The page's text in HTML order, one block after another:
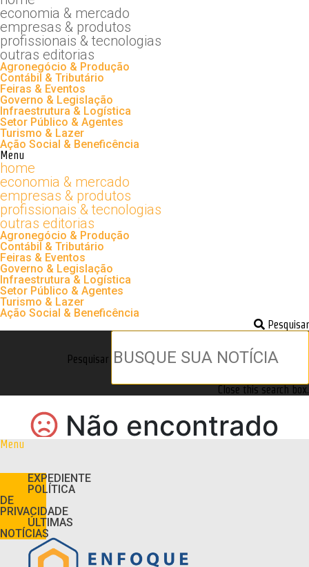
economia & mercado
empresas & produtos
profissionais & tecnologias
outras editorias
Agronegócio & Produção
Contábil & Tributário
Feiras & Eventos
Governo & Legislação
Infraestrutura & Logística
Setor Público & Agentes
Turismo & Lazer
Ação Social & Beneficência
Menu
home
economia & mercado
empresas & produtos
profissionais & tecnologias
outras editorias
Agronegócio & Produção
Contábil & Tributário
Feiras & Eventos
Governo & Legislação
Infraestrutura & Logística
Setor Público & Agentes
Turismo & Lazer
Ação Social & Beneficência
Pesquisar
Pesquisar
Close this search box.
Menu
EXPEDIENTE
POLÍTICA
DE
PRIVACIDADE
ÚLTIMAS
NOTÍCIAS